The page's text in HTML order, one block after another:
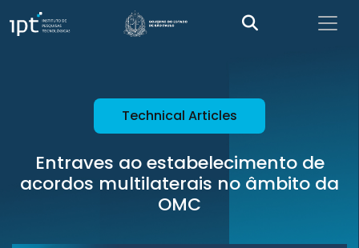
Technical Articles
Entraves ao estabelecimento de
acordos multilaterais no âmbito da
OMC